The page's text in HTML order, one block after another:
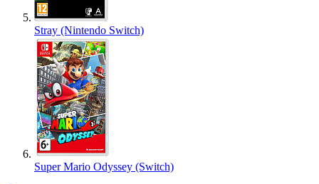
Stray (Nintendo Switch)
Super Mario Odyssey (Switch)